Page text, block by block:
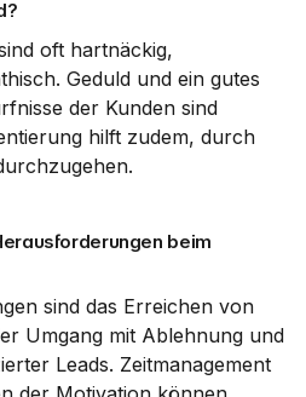
oft hartnäckig,
Geduld und ein gutes
der Kunden sind
hilft zudem, durch
beim
sind das Erreichen von
Umgang mit Ablehnung und
Leads. Zeitmanagement